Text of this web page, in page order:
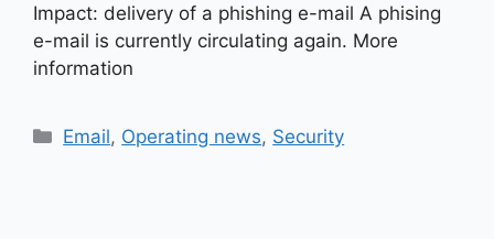
Impact: delivery of a phishing e-mail A phising
e-mail is currently circulating again. More
information
Kategorien
Email, Operating news, Security